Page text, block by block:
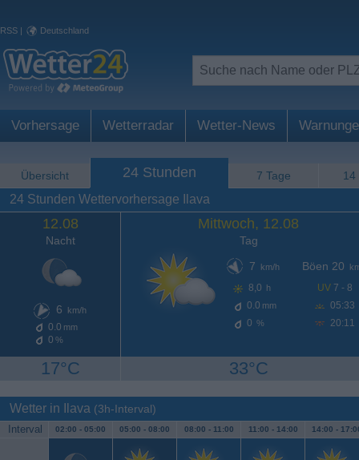
RSS | Deutschland
Vorhersage Wetterradar Wetter-News
Übersicht 24 Stunden 7 Tage 14
24 Stunden Wettervorhersage Ilava
12.08
Nacht
6 km/h
0.0 mm
0 %
17°C
Mittwoch, 12.08
Tag
7
km/h
8,0 h
0.0 mm
0 %
Böen 20
UV 7 - 8
05:33
20:11
33°C
Wetter in Ilava (3h-Interval)
Interval 02:00 - 05:00 05:00 - 08:00 08:00 - 11:00 11:00 - 14:00 14:00 -